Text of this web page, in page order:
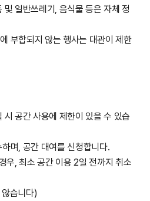
일반쓰레기, 음식물 등은 자체 정
부합되지 않는 행사는 대관이 제한
공간 사용에 제한이 있을 수 있습
며, 공간 대여를 신청합니다.
우, 최소 공간 이용 2일 전까지 취소
습니다)